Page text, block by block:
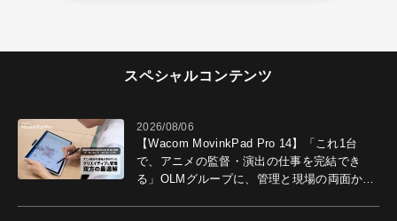
スペシャルコンテンツ
2026/08/06
【Wacom MovinkPad Pro 14】「これ1台
で、アニメの監督・演出の仕事を完結でき
る」OLMグループに、管理と現場の両面から